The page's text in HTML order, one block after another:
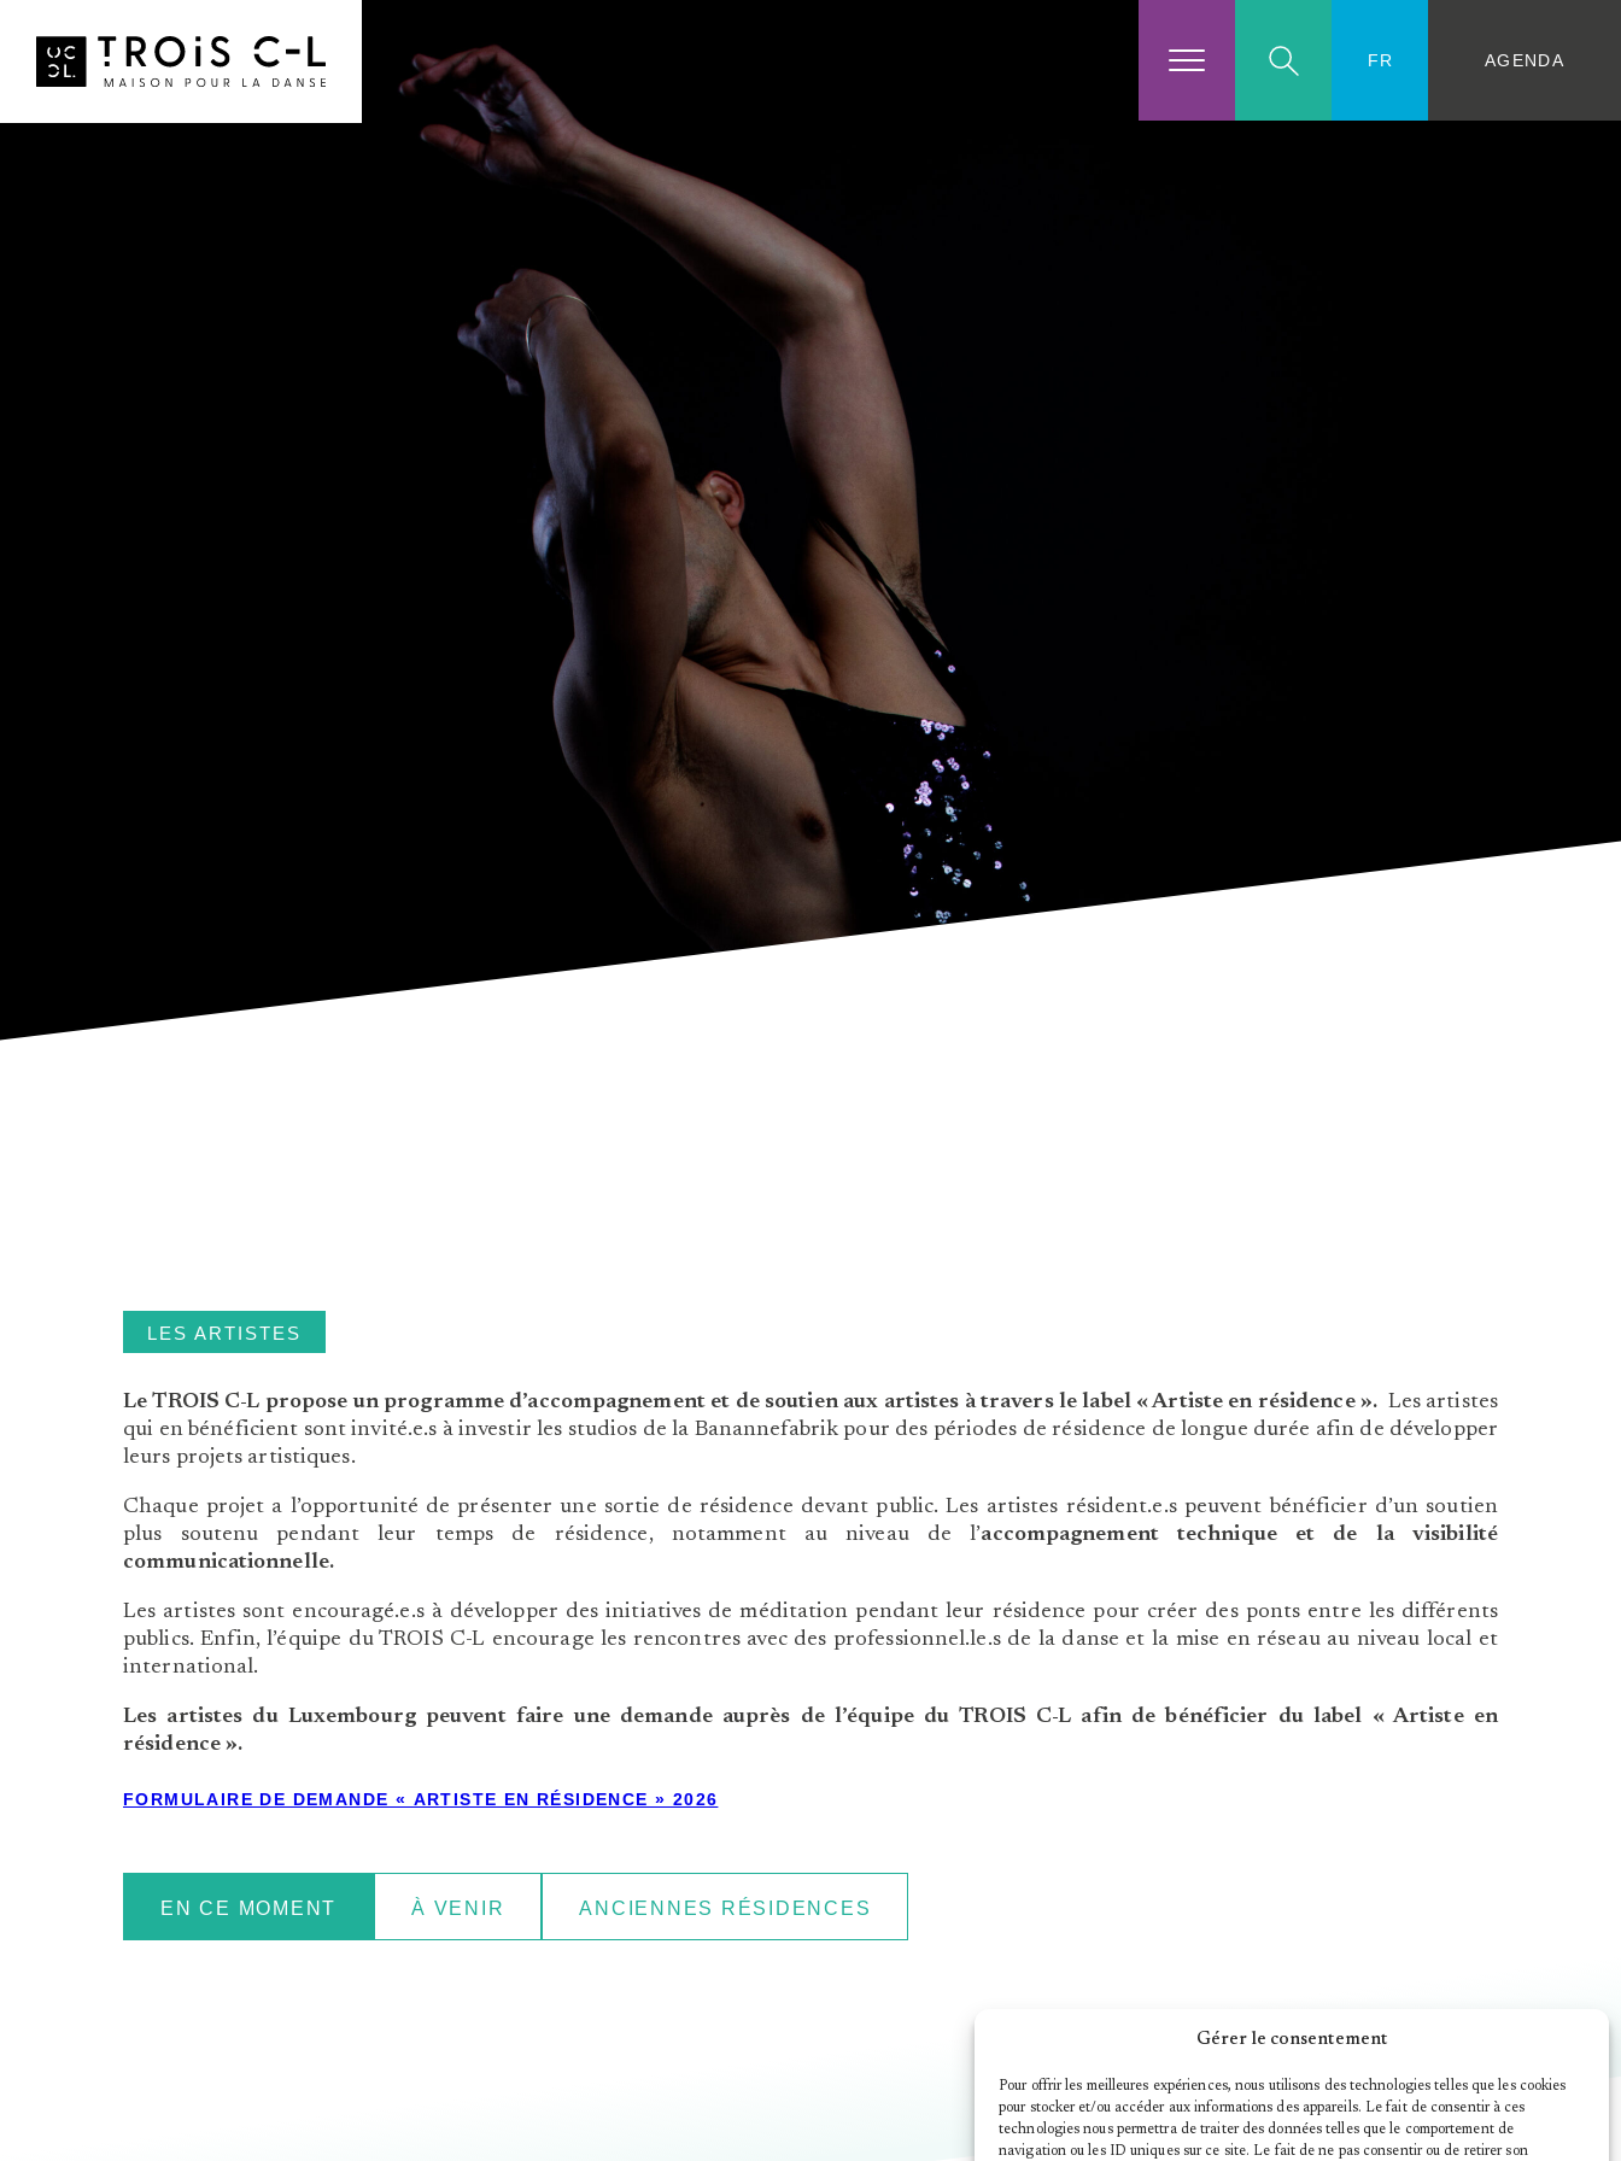
Gérer le consentement
Pour offrir les meilleures expériences, nous utilisons des technologies telles que les cookies
pour stocker et/ou accéder aux informations des appareils. Le fait de consentir à ces
technologies nous permettra de traiter des données telles que le comportement de
navigation ou les ID uniques sur ce site. Le fait de ne pas consentir ou de retirer son
FR AGENDA
LES ARTISTES
Le TROIS C-L propose un programme d’accompagnement et de soutien aux artistes à travers le label « Artiste en résidence ». Les artistes
qui en bénéficient sont invité.e.s à investir les studios de la Banannefabrik pour des périodes de résidence de longue durée afin de développer
leurs projets artistiques.
Chaque projet a l’opportunité de présenter une sortie de résidence devant public. Les artistes résident.e.s peuvent bénéficier d’un soutien
plus soutenu pendant leur temps de résidence, notamment au niveau de l’accompagnement technique et de la visibilité
communicationnelle.
Les artistes sont encouragé.e.s à développer des initiatives de méditation pendant leur résidence pour créer des ponts entre les différents
publics. Enfin, l’équipe du TROIS C-L encourage les rencontres avec des professionnel.le.s de la danse et la mise en réseau au niveau local et
international.
Les artistes du Luxembourg peuvent faire une demande auprès de l’équipe du TROIS C-L afin de bénéficier du label « Artiste en
résidence ».
FORMULAIRE DE DEMANDE « ARTISTE EN RÉSIDENCE » 2026
EN CE MOMENT À VENIR ANCIENNES RÉSIDENCES